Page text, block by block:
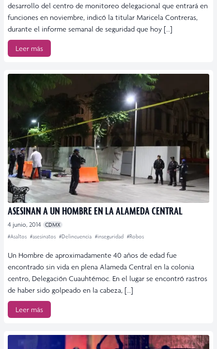
desarrollo del centro de monitoreo delegacional que entrará en
funciones en noviembre, indicó la titular Maricela Contreras,
durante el informe semanal de seguridad que hoy […]
Leer más
ASESINAN A UN HOMBRE EN LA ALAMEDA CENTRAL
4 junio, 2014
CDMX
#Asaltos #asesinatos #Delincuencia #inseguridad #Robos
Un Hombre de aproximadamente 40 años de edad fue
encontrado sin vida en plena Alameda Central en la colonia
centro, Delegación Cuauhtémoc. En el lugar se encontró rastros
de haber sido golpeado en la cabeza, […]
Leer más